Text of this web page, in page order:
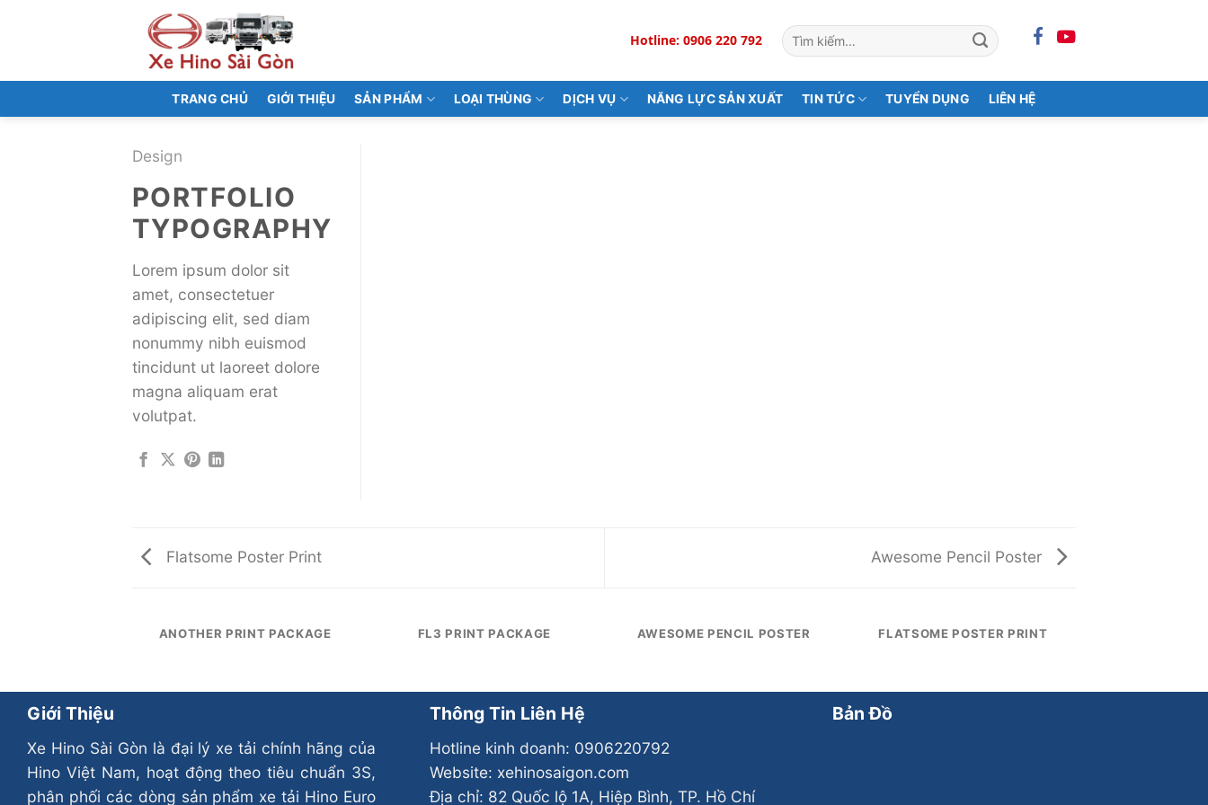
dung
Hotline: 0906 220 792
Tìm
kiếm:
TRANG CHỦ GIỚI THIỆU SẢN PHẨM LOẠI THÙNG DỊCH VỤ NĂNG LỰC SẢN XUẤT TIN TỨC TUYỂN DỤNG LIÊN HỆ
Design
PORTFOLIO
TYPOGRAPHY
Lorem ipsum dolor sit
amet, consectetuer
adipiscing elit, sed diam
nonummy nibh euismod
tincidunt ut laoreet dolore
magna aliquam erat
volutpat.
Flatsome Poster Print Awesome Pencil Poster
ANOTHER PRINT PACKAGE FL3 PRINT PACKAGE AWESOME PENCIL POSTER FLATSOME POSTER PRINT
Giới Thiệu
Xe Hino Sài Gòn là đại lý xe tải chính hãng của
Hino Việt Nam, hoạt động theo tiêu chuẩn 3S,
phân phối các dòng sản phẩm xe tải Hino Euro
Thông Tin Liên Hệ
Hotline kinh doanh: 0906220792
Website: xehinosaigon.com
Địa chỉ: 82 Quốc lộ 1A, Hiệp Bình, TP. Hồ Chí
Bản Đồ